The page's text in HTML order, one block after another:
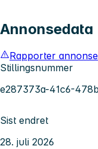
Annonsedata
Rapporter annonse
Stillingsnummer
e287373a-41c6-
Sist endret
28. juli 2026